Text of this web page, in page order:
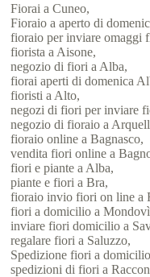
Fiorai a Cuneo,
Fioraio a aperto di
fioraio per inviare omaggi
fiorista a Aisone,
negozio di fiori a Alba,
fiorai aperti di domenica
fioristi a Alto,
negozi di fiori per inviare
negozio di fioraio a
fioraio online a Bagnasco,
vendita fiori online a
fiori e piante a Alba,
piante e fiori a Bra,
fioraio invio fiori on line a
fiori a domicilio a
inviare fiori domicilio a
regalare fiori a Saluzzo,
Spedizione fiori a
spedizioni di fiori a